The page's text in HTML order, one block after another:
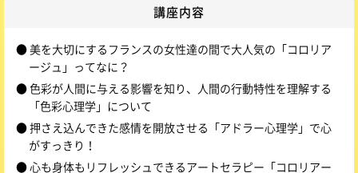
講座内容
● 美を大切にするフランスの女性達の間で大人気の「コロリア
ージュ」ってなに？
● 色彩が人間に与える影響を知り、人間の行動特性を理解する
「色彩心理学」について
● 押さえ込んできた感情を開放させる「アドラー心理学」で心
がすっきり！
● 心も身体もリフレッシュできるアートセラピー「コロリアー